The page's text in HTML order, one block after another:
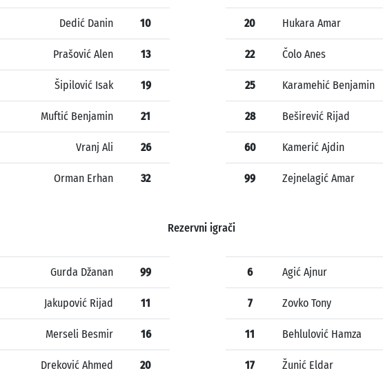
Dedić Danin 10
Prašović Alen 13
Šipilović Isak 19
Muftić Benjamin 21
Vranj Ali 26
Orman Erhan 32
20 Hukara Amar
22 Čolo Anes
25 Karamehić Benjamin
28 Beširević Rijad
60 Kamerić Ajdin
99 Zejnelagić Amar
Rezervni igrači
Gurda Džanan 99
Jakupović Rijad 11
Merseli Besmir 16
Dreković Ahmed 20
6 Agić Ajnur
7 Zovko Tony
11 Behlulović Hamza
17 Žunić Eldar